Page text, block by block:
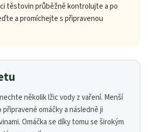
těstovin průběžně kontrolujte a po
a promíchejte s připravenou
několik lžic vody z vaření. Menší
omáčky a následně ji
Omáčka se díky tomu se širokým